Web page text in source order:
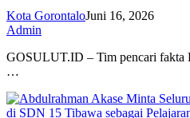
Kota GorontaloJuni 16, 2026
Admin
GOSULUT.ID – Tim pencari fakta
…